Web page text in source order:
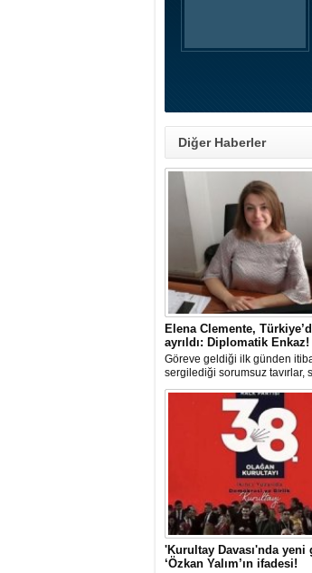
Diğer Haberler
Elena Clemente,
ayrıldı: Diplomatik Enkaz!
Göreve geldiği ilk günden
sergilediği sorumsuz tavırlar,
kararlar ve özellikle Türk
uyguladığı vize
odağında olan İtalya’nın
Başkonsolosu Elena
Türkiye’deki görevi nihayet
'Kurultay Davası'nda yeni
‘Özkan Yalım’ın ifadesi!